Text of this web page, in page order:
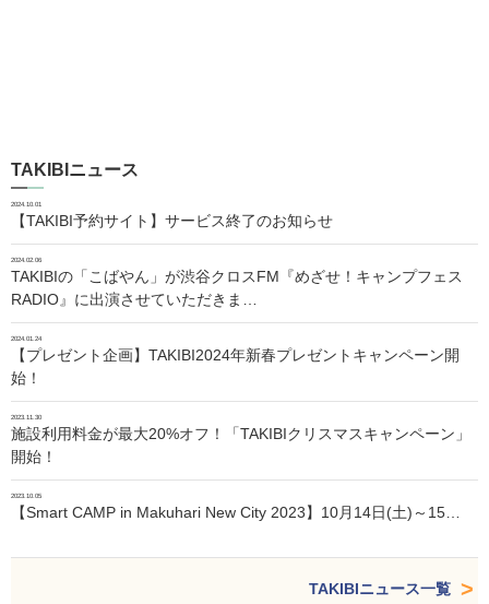
TAKIBIニュース
2024.10.01
【TAKIBI予約サイト】サービス終了のお知らせ
2024.02.06
TAKIBIの「こばやん」が渋谷クロスFM『めざせ！キャンプフェス
RADIO』に出演させていただきま…
2024.01.24
【プレゼント企画】TAKIBI2024年新春プレゼントキャンペーン開
始！
2023.11.30
施設利用料金が最大20%オフ！「TAKIBIクリスマスキャンペーン」
開始！
2023.10.05
【Smart CAMP in Makuhari New City 2023】10月14日(土)～15…
TAKIBIニュース一覧